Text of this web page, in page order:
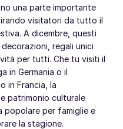
una parte importante
visitatori da tutto il
A dicembre, questi
regali unici
per tutti. Che tu visiti il
in Germania o il
in Francia, la
patrimonio culturale
popolare per famiglie e
la stagione.